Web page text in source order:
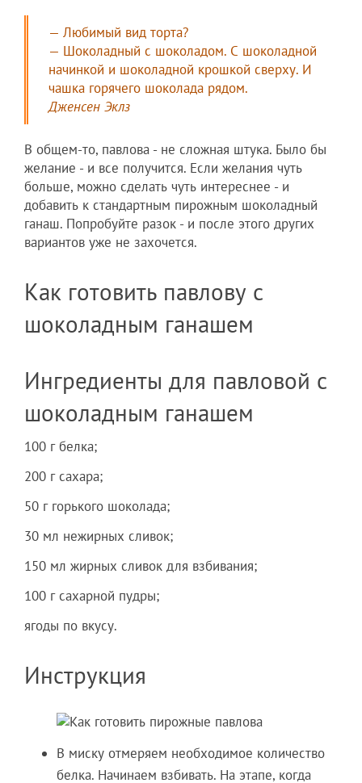
— Любимый вид торта?
— Шоколадный с шоколадом. С шоколадной
начинкой и шоколадной крошкой сверху. И
чашка горячего шоколада рядом.
Дженсен Эклз
В общем-то, павлова - не сложная штука. Было бы
желание - и все получится. Если желания чуть
больше, можно сделать чуть интереснее - и
добавить к стандартным пирожным шоколадный
ганаш. Попробуйте разок - и после этого других
вариантов уже не захочется.
Как готовить павлову с
шоколадным ганашем
Ингредиенты для павловой с
шоколадным ганашем
100 г белка;
200 г сахара;
50 г горького шоколада;
30 мл нежирных сливок;
150 мл жирных сливок для взбивания;
100 г сахарной пудры;
ягоды по вкусу.
Инструкция
В миску отмеряем необходимое количество
белка. Начинаем взбивать. На этапе, когда